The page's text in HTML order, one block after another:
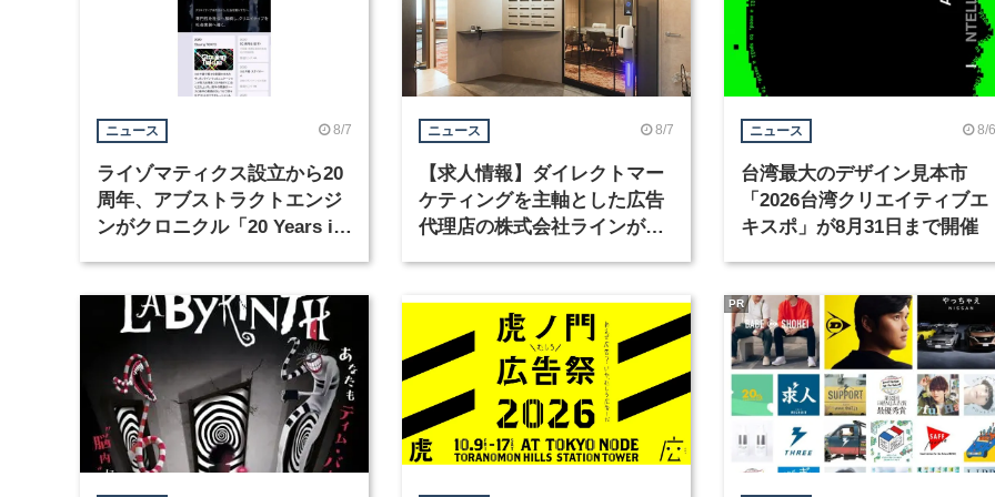
ニュース 8/7
ライゾマティクス設立から20
周年、アブストラクトエンジ
ンがクロニクル「20 Years in
ニュース 8/7
【求人情報】ダイレクトマー
ケティングを主軸とした広告
代理店の株式会社ラインが、
ニュース 8/6
台湾最大のデザイン見本市
「2026台湾クリエイティブエ
キスポ」が8月31日まで開催
PR